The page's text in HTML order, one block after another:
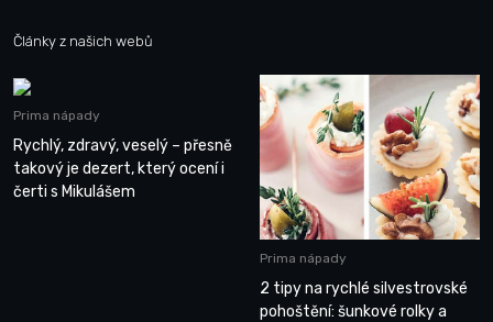
Články z našich webů
Prima nápady
Rychlý, zdravý, veselý – přesně
takový je dezert, který ocení i
čerti s Mikulášem
Prima nápady
2 tipy na rychlé silvestrovské
pohoštění: šunkové rolky a